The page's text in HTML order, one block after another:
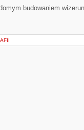
budowaniem